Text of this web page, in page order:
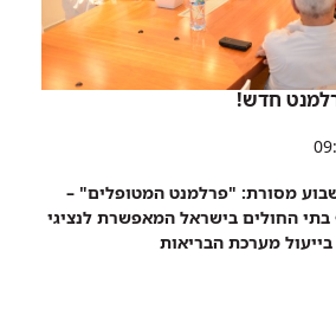
חדש!
מסורת: "פרלמנט המטופלים" –
בתי החולים בישראל המאפשרת לנציגי
מערכת הבריאות